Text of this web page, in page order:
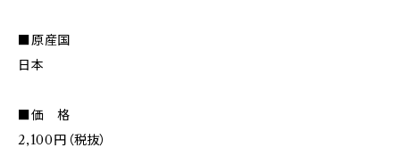
■原産国
日本
■価 格
2,100円（税抜）